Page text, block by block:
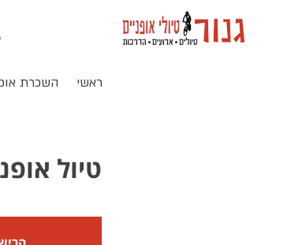
ראשי השכרת
טיול